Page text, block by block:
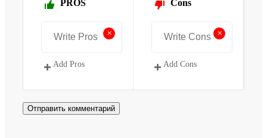
PROS
+
Add Pros
Cons
+
Add Cons